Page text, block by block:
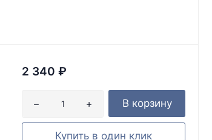
2 340 ₽
В корзину
Купить в один клик